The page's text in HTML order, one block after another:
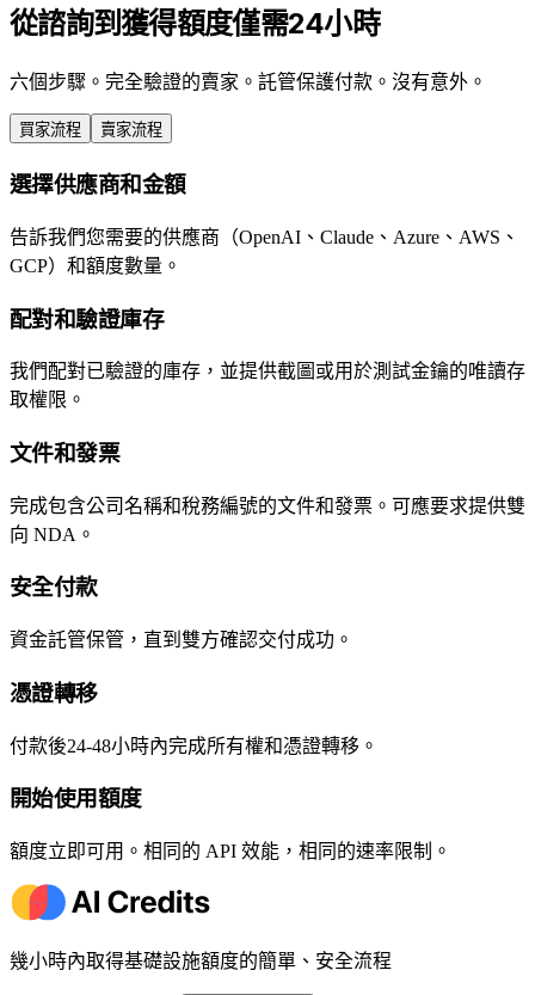
從諮詢到獲得額度僅需24小時
六個步驟。完全驗證的賣家。託管保護付款。沒有意外。
買家流程 賣家流程
選擇供應商和金額
告訴我們您需要的供應商（OpenAI、Claude、Azure、AWS、
GCP）和額度數量。
配對和驗證庫存
我們配對已驗證的庫存，並提供截圖或用於測試金鑰的唯讀存
取權限。
文件和發票
完成包含公司名稱和稅務編號的文件和發票。可應要求提供雙
向 NDA。
安全付款
資金託管保管，直到雙方確認交付成功。
憑證轉移
付款後24-48小時內完成所有權和憑證轉移。
開始使用額度
額度立即可用。相同的 API 效能，相同的速率限制。
幾小時內取得基礎設施額度的簡單、安全流程